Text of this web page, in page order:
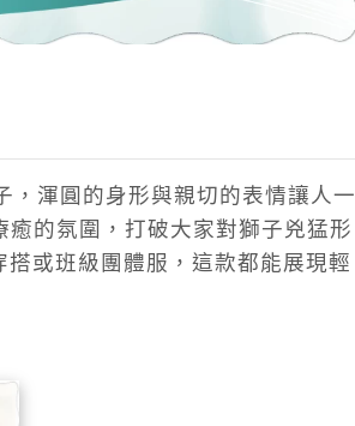
，渾圓的身形與親切的表情讓人一
的氛圍，打破大家對獅子兇猛形
或班級團體服，這款都能展現輕